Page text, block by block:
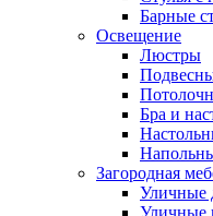
Барные
Освещение
Люстры
Бра и
Загородная
Уличные